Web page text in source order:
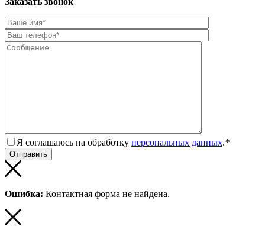
Я соглашаюсь на обработку персональных данных.*
Ошибка: Контактная форма не найдена.